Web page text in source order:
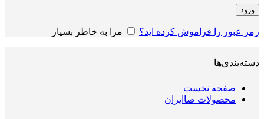
ورود
رمز عبور را فراموش کرده اید؟ مرا به خاطر بسپار
دسته‌بندی‌ها
صفحه نخست
محصولات صاایران